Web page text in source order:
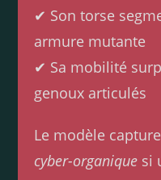
✔ Son torse
armure mutante
✔ Sa mobilité
genoux articulés
Le modèle
cyber-organique si